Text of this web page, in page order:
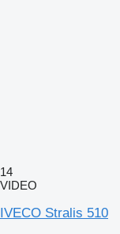
14
VIDEO
IVECO Stralis 510